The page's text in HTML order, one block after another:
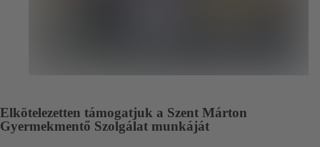
Elkötelezetten támogatjuk a Szent Márton
Gyermekmentő Szolgálat munkáját